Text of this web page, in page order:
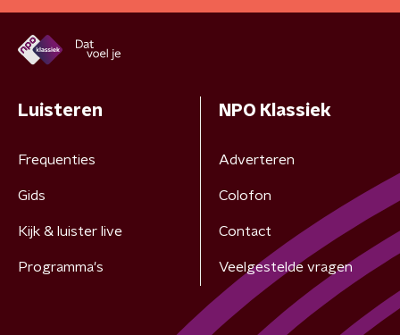
Luisteren
Frequenties
Gids
Kijk & luister live
Programma's
NPO Klassiek
Adverteren
Colofon
Contact
Veelgestelde vragen